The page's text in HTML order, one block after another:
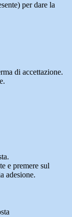
per dare la
di accettazione.
e premere sul
adesione.